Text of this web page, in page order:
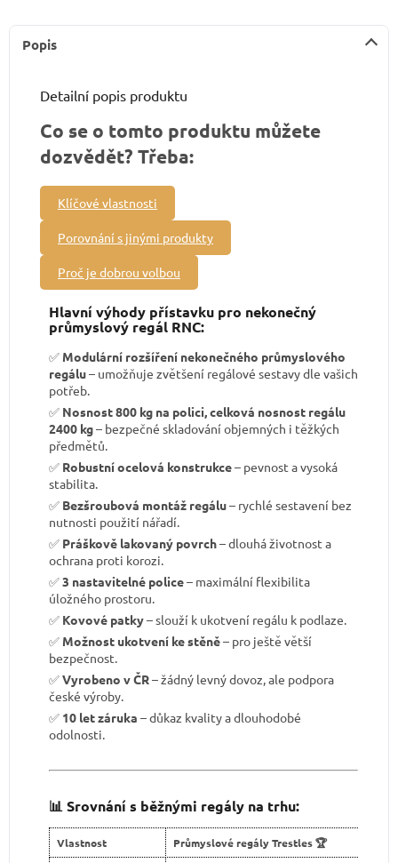
Popis
Detailní popis produktu
Co se o tomto produktu můžete
dozvědět? Třeba:
Klíčové vlastnosti
Porovnání s jinými produkty
Proč je dobrou volbou
Hlavní výhody přístavku pro nekonečný
průmyslový regál RNC:
✅ Modulární rozšíření nekonečného průmyslového
regálu– umožňuje zvětšení regálové sestavy dle vašich
potřeb.
✅ Nosnost 800 kg na polici, celková nosnost regálu
2400 kg– bezpečné skladování objemných i těžkých
předmětů.
✅ Robustní ocelová konstrukce– pevnost a vysoká
stabilita.
✅ Bezšroubová montáž regálu– rychlé sestavení bez
nutnosti použití nářadí.
✅ Práškově lakovaný povrch– dlouhá životnost a
ochrana proti korozi.
✅3 nastavitelné police– maximální flexibilita
úložného prostoru.
✅ Kovové patky– slouží k ukotvení regálu k podlaze.
✅ Možnost ukotvení ke stěně– pro ještě větší
bezpečnost.
✅Vyrobeno v ČR– žádný levný dovoz, ale podpora
české výroby.
✅ 10 let záruka – důkaz kvality a dlouhodobé
odolnosti.
📊 Srovnání s běžnými regály na trhu:
Vlastnost Průmyslové regály Trestles 🏆